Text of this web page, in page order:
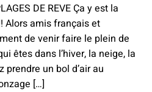
DE REVE Ça y est la
Alors amis français et
de venir faire le plein de
êtes dans l’hiver, la neige, la
un bol d’air au
[…]